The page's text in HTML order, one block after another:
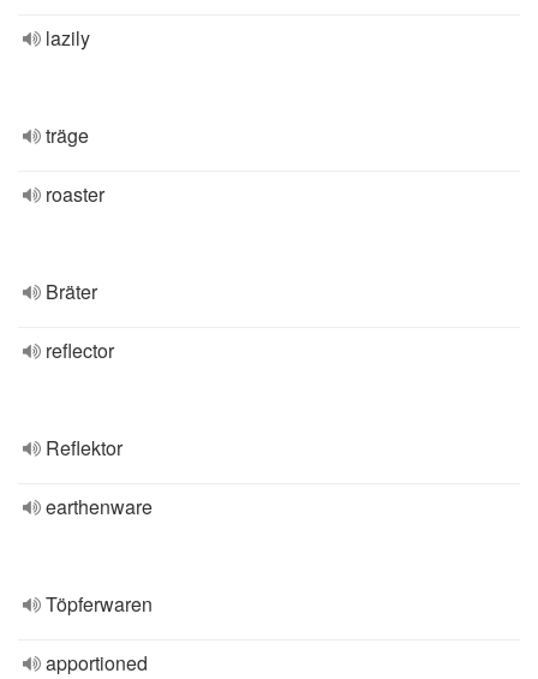
lazily
träge
roaster
Bräter
reflector
Reflektor
earthenware
Töpferwaren
apportioned